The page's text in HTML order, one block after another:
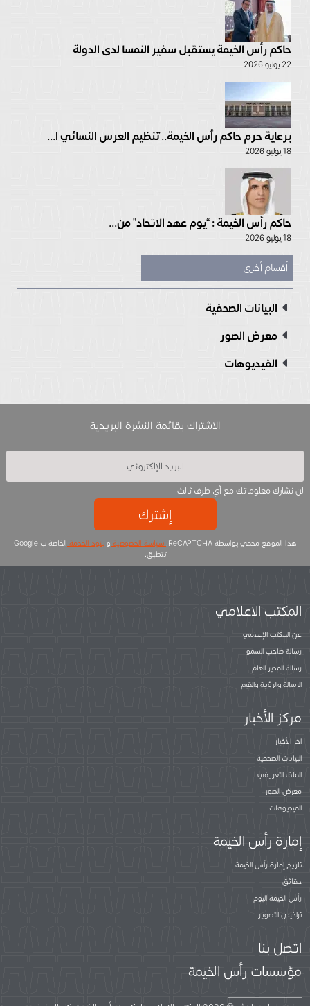
حاكم رأس الخيمة يستقبل سفير النمسا لدى الدولة
22 يوليو 2026
برعاية حرم حاكم رأس الخيمة.. تنظيم العرس النسائي ا...
18 يوليو 2026
حاكم رأس الخيمة : “يوم عهد الاتحاد” من...
18 يوليو 2026
أقسام أخرى
البيانات الصحفية
معرض الصور
الفيديوهات
الاشتراك بقائمة النشرة البريدية
لن نشارك معلوماتك مع أي طرف ثالث
إشترك
هذا الموقع محمي بواسطة ReCAPTCHA. سياسة الخصوصية وبنود الخدمة
الخاصة ب Google
تتطبق.
المكتب الاعلامي
عن المكتب الإعلامي
رسالة صاحب السمو
رسالة المدير العام
الرسالة والرؤية والقيم
مركز الأخبار
اخر الأخبار
البيانات الصحفية
الملف التعريفي
معرض الصور
الفيديوهات
إمارة رأس الخيمة
تاريخ إمارة رأس الخيمة
حقائق
رأس الخيمة اليوم
تراخيص التصوير
اتصل بنا
مؤسسات رأس الخيمة